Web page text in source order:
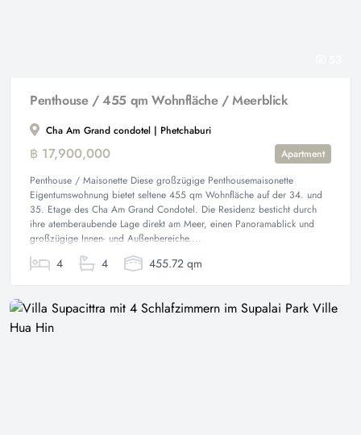
Penthouse / 455 qm Wohnfläche / Meerblick
Cha Am Grand condotel | Phetchaburi
฿ 17,900,000
Apartment
Penthouse / Maisonette Diese großzügige Penthousemaisonette
Eigentumswohnung bietet seltene 455 qm Wohnfläche auf der 34. und
35. Etage des Cha Am Grand Condotel. Die Residenz besticht durch
ihre atemberaubende Lage direkt am Meer, einen Panoramablick und
großzügige Innen- und Außenbereiche....
4 4 455.72 qm